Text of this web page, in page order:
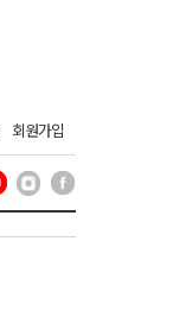
회원가입